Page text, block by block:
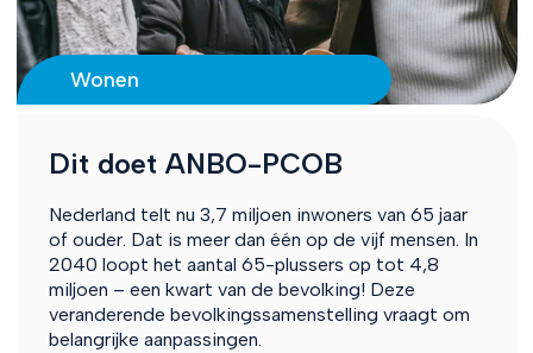
Wonen
Dit doet ANBO-PCOB
Nederland telt nu 3,7 miljoen inwoners van 65 jaar
of ouder. Dat is meer dan één op de vijf mensen. In
2040 loopt het aantal 65-plussers op tot 4,8
miljoen – een kwart van de bevolking! Deze
veranderende bevolkingssamenstelling vraagt om
belangrijke aanpassingen.